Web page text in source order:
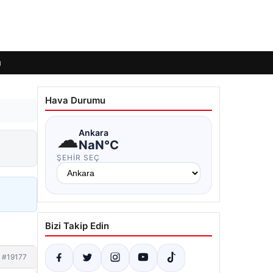
#19177
Hava Durumu
☁Ankara
NaN°C
ŞEHIR SEÇ
Bizi Takip Edin